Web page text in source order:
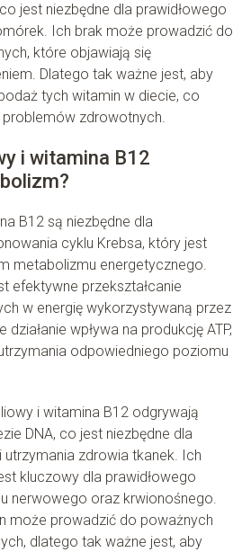
jest niezbędne dla prawidłowego
Ich brak może prowadzić do
które objawiają się
Dlatego tak ważne jest, aby
tych witamin w diecie, co
problemów zdrowotnych.
i witamina B12
B12 są niezbędne dla
cyklu Krebsa, który jest
metabolizmu energetycznego.
efektywne przekształcanie
w energię wykorzystywaną przez
wpływa na produkcję ATP,
odpowiedniego poziomu
i witamina B12 odgrywają
DNA, co jest niezbędne dla
zdrowia tkanek. Ich
kluczowy dla prawidłowego
nerwowego oraz krwionośnego.
może prowadzić do poważnych
dlatego tak ważne jest, aby